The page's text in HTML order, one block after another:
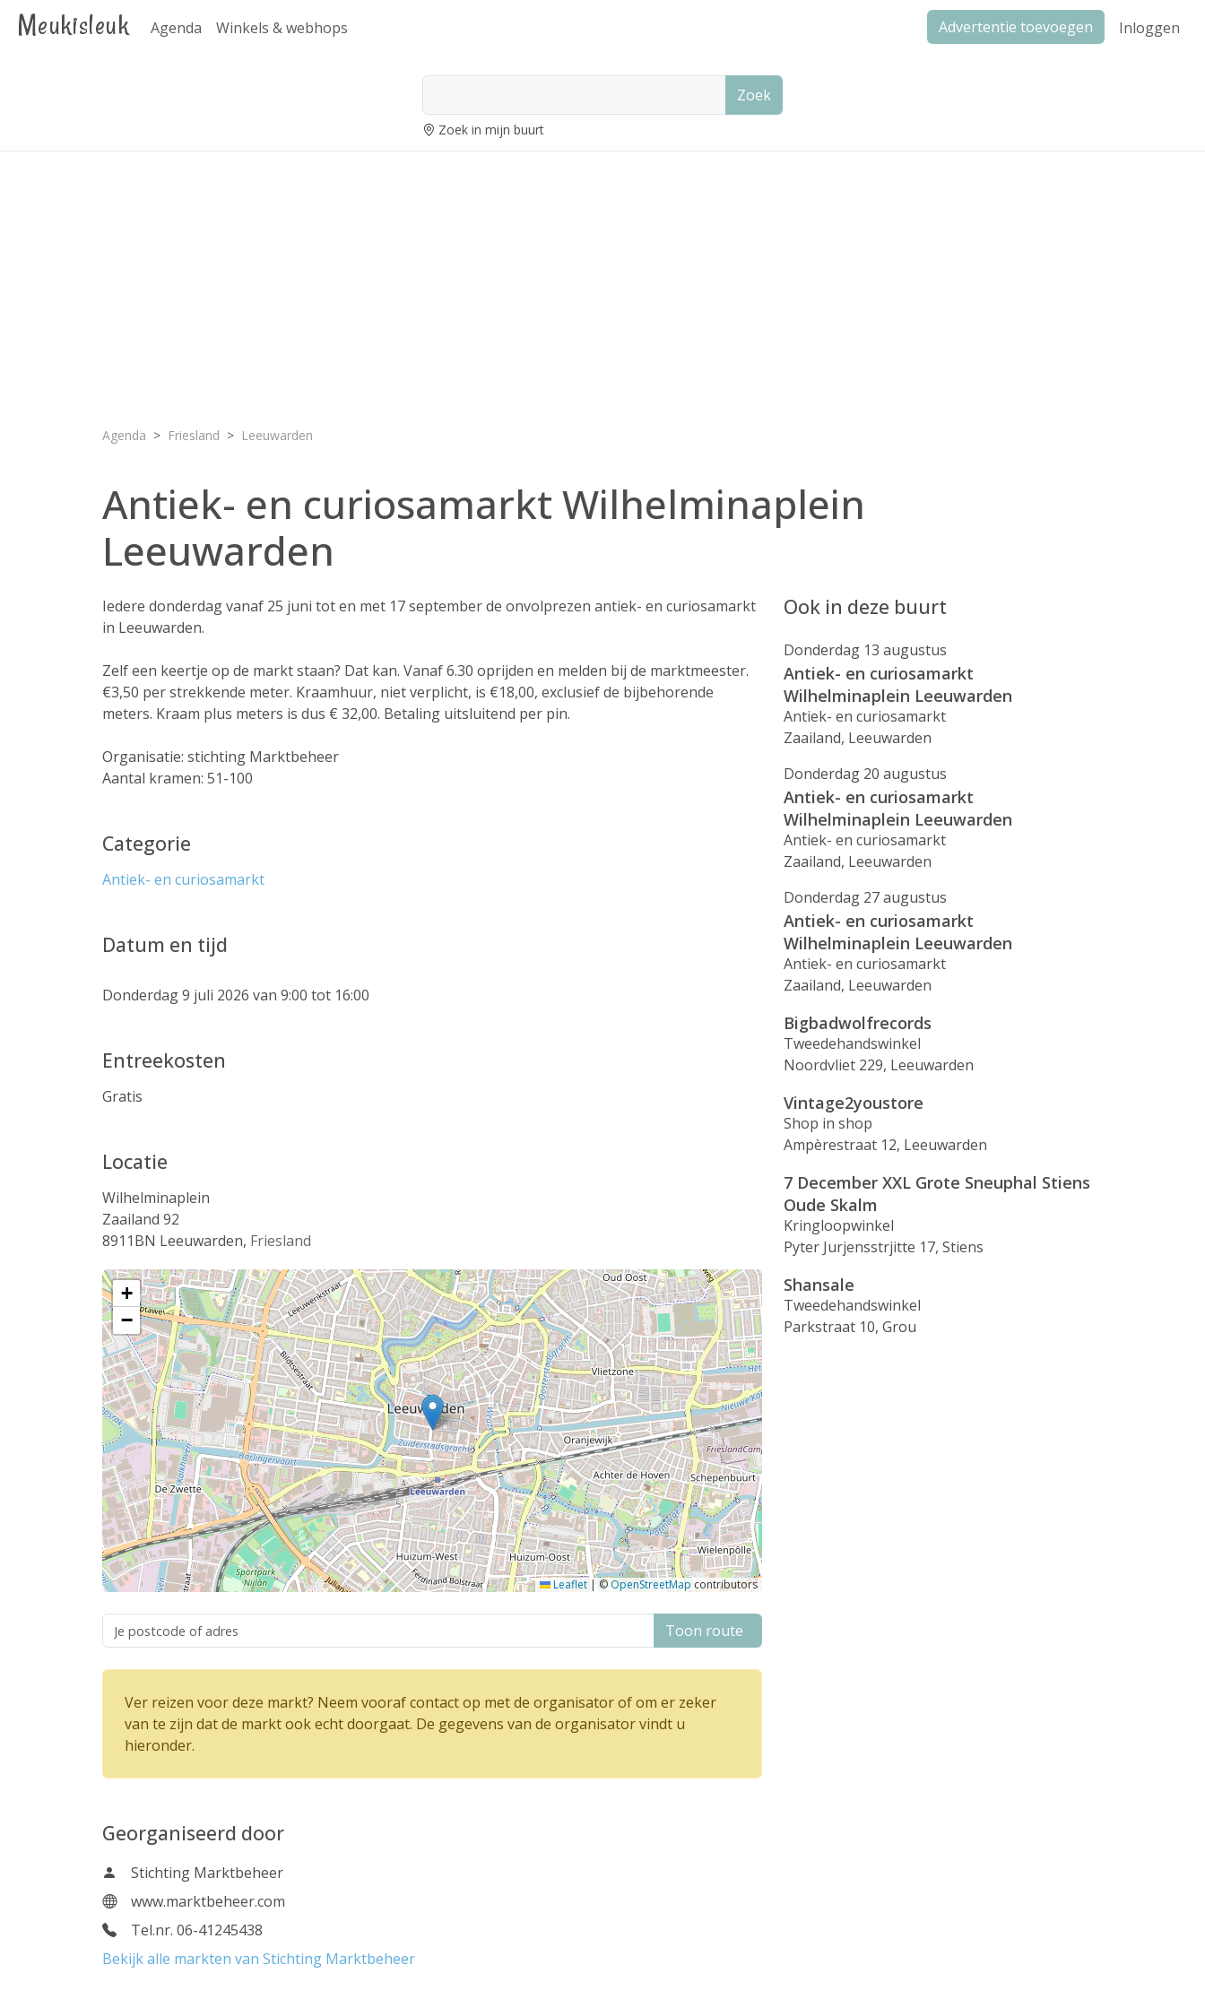
Meukisleuk Agenda Winkels & webhops Advertentie toevoegen Inloggen
Zoek
Zoek in mijn buurt
Agenda Friesland Leeuwarden
Antiek- en curiosamarkt Wilhelminaplein
Leeuwarden
Iedere donderdag vanaf 25 juni tot en met 17 september de onvolprezen antiek- en curiosamarkt
in Leeuwarden.
Zelf een keertje op de markt staan? Dat kan. Vanaf 6.30 oprijden en melden bij de marktmeester.
€3,50 per strekkende meter. Kraamhuur, niet verplicht, is €18,00, exclusief de bijbehorende
meters. Kraam plus meters is dus € 32,00. Betaling uitsluitend per pin.
Organisatie: stichting Marktbeheer
Aantal kramen: 51-100
Categorie
Antiek- en curiosamarkt
Datum en tijd
Donderdag 9 juli 2026 van 9:00 tot 16:00
Entreekosten
Gratis
Locatie
Wilhelminaplein
Zaailand 92
8911BN Leeuwarden, Friesland
+
−
Leaflet | © OpenStreetMap contributors
Toon route
Ver reizen voor deze markt? Neem vooraf contact op met de organisator of om er zeker
van te zijn dat de markt ook echt doorgaat. De gegevens van de organisator vindt u
hieronder.
Georganiseerd door
Stichting Marktbeheer
www.marktbeheer.com
Tel.nr. 06-41245438
Bekijk alle markten van Stichting Marktbeheer
Ook in deze buurt
Donderdag 13 augustus
Antiek- en curiosamarkt
Wilhelminaplein Leeuwarden
Antiek- en curiosamarkt
Zaailand, Leeuwarden
Donderdag 20 augustus
Antiek- en curiosamarkt
Wilhelminaplein Leeuwarden
Antiek- en curiosamarkt
Zaailand, Leeuwarden
Donderdag 27 augustus
Antiek- en curiosamarkt
Wilhelminaplein Leeuwarden
Antiek- en curiosamarkt
Zaailand, Leeuwarden
Bigbadwolfrecords
Tweedehandswinkel
Noordvliet 229, Leeuwarden
Vintage2youstore
Shop in shop
Ampèrestraat 12, Leeuwarden
7 December XXL Grote Sneuphal Stiens
Oude Skalm
Kringloopwinkel
Pyter Jurjensstrjitte 17, Stiens
Shansale
Tweedehandswinkel
Parkstraat 10, Grou